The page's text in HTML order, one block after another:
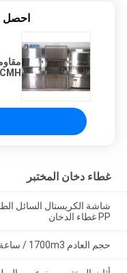
2100CMH الصلب دخان هود
غطاء دخان المختبر
شاشة الكريستال السائل
PP غطاء الدخان
حجم العادم 1700m3 / ساعة مختبر دخان هود أعلى نوع للمدرسة